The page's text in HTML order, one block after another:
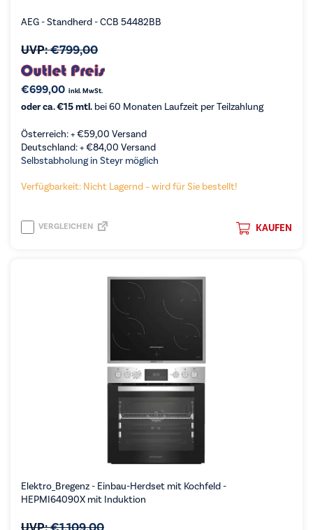
AEG - Standherd - CCB 54482BB
UVP:€799,00
€699,00 inkl. MwSt.
oder ca. €15 mtl. bei 60 Monaten Laufzeit per Teilzahlung
Österreich: +€59,00 Versand
Deutschland: +€84,00 Versand
Selbstabholung in Steyr möglich
Verfügbarkeit: Nicht Lagernd – wird für Sie bestellt!
KAUFEN
VERGLEICHEN
Elektro_Bregenz - Einbau-Herdset mit Kochfeld -
HEPMI64090X mit Induktion